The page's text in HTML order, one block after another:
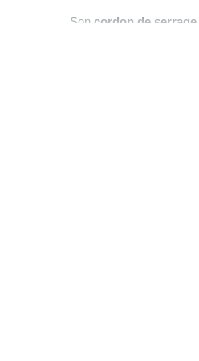
Son cordon de serrage